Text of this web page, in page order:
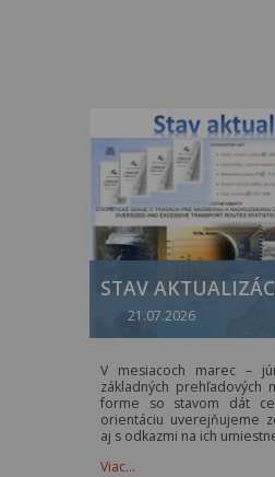
STAV
21.07.2026
V mesiacoch marec –
základných prehľadových
forme so stavom dát
orientáciu uverejňujeme
aj s odkazmi na ich
Viac…